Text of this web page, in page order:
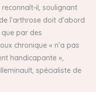
il, soulignant
l’arthrose doit d’abord
par des
chronique « n’a pas
handicapante »,
spécialiste de